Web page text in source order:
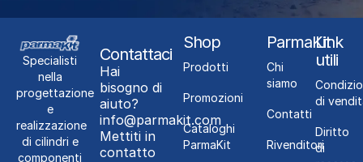
Specialisti
nella
progettazione
e
realizzazione
di cilindri e
componenti
Contattaci
Hai
bisogno di
aiuto?
info@parmakit.com
Mettiti in
contatto
Shop
Prodotti
Promozioni
Cataloghi
ParmaKit
ParmaKit
Chi
siamo
Contatti
Rivenditori
Link
utili
di
Diritto
di